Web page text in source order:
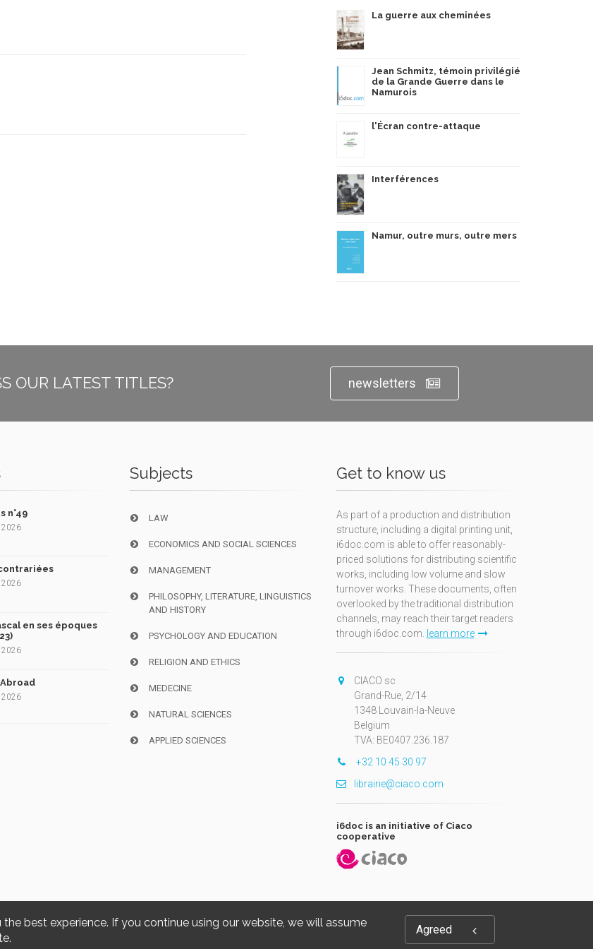
best experience. If you continue using our website, we will assume
Agreed
La guerre aux cheminées
Jean Schmitz, témoin privilégié
de la Grande Guerre dans le
Namurois
l'Écran contre-attaque
Interférences
Namur, outre murs, outre mers
OUR LATEST TITLES? newsletters
n°49
en ses époques
Subjects
LAW
ECONOMICS AND SOCIAL SCIENCES
MANAGEMENT
PHILOSOPHY, LITERATURE, LINGUISTICS
AND HISTORY
PSYCHOLOGY AND EDUCATION
RELIGION AND ETHICS
MEDECINE
NATURAL SCIENCES
APPLIED SCIENCES
Get to know us
As part of a production and distribution
structure, including a digital printing unit,
i6doc.com is able to offer reasonably-
priced solutions for distributing scientific
works, including low volume and slow
turnover works. These documents, often
overlooked by the traditional distribution
channels, may reach their target readers
through i6doc.com. learn more
CIACO sc
Grand-Rue, 2/14
1348 Louvain-la-Neuve
Belgium
TVA: BE0407.236.187
+32 10 45 30 97
librairie@ciaco.com
i6doc is an initiative of Ciaco
cooperative
© 2026, i6doc. Powered by